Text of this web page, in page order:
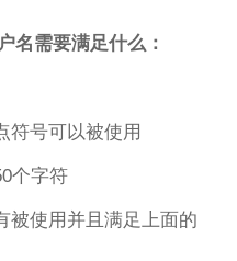
名需要满足什么：
符号可以被使用
个字符
被使用并且满足上面的